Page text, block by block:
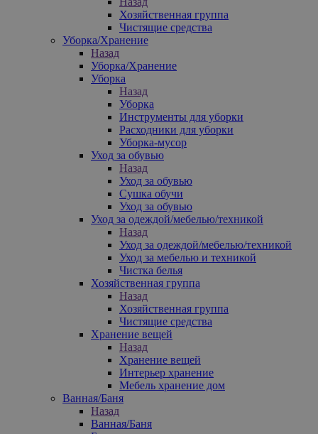
Хозяйственная группа
Чистящие средства
Уборка/Хранение
Назад
Уборка/Хранение
Уборка
Назад
Уборка
Инструменты для уборки
Расходники для уборки
Уборка-мусор
Уход за обувью
Назад
Уход за обувью
Сушка обучи
Уход за обувью
Уход за одеждой/мебелью/техникой
Назад
Уход за одеждой/мебелью/техникой
Уход за мебелью и техникой
Чистка белья
Хозяйственная группа
Назад
Хозяйственная группа
Чистящие средства
Хранение вещей
Назад
Хранение вещей
Интерьер хранение
Мебель хранение дом
Ванная/Баня
Назад
Ванная/Баня